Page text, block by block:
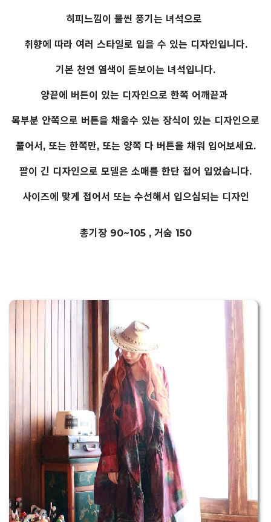
히피느낌이 물씬 풍기는 녀석으로
취향에 따라 여러 스타일로 입을 수 있는 디자인입니다.
기본 천연 염색이 돋보이는 녀석입니다.
양끝에 버튼이 있는 디자인으로 한쪽 어깨끝과
목부분 안쪽으로 버튼을 채울수 있는 장식이 있는 디자인으로
풀어서, 또는 한쪽만, 또는 양쪽 다 버튼을 채워 입어보세요.
팔이 긴 디자인으로 모델은 소매를 한단 접어 입었습니다.
사이즈에 맞게 접어서 또는 수선해서 입으심되는 디자인
총기장 90~105 , 거숨 150